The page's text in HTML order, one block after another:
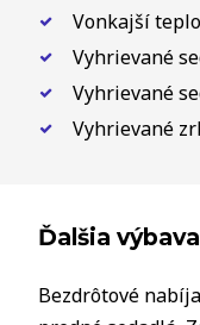
Vonkajší
Vyhrievané
Vyhrievané
Vyhrievané
Ďalšia výbava
Bezdrôtové